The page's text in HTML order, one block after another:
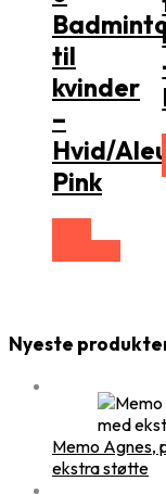
til
kvinder
–
Hvid/
Pink
Nyeste
Memo Agnes,
ekstra støtte